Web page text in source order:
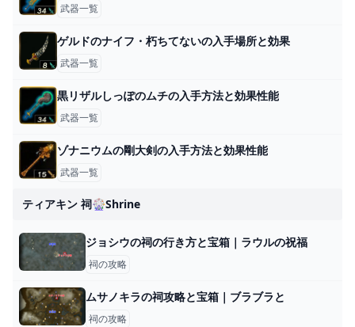
武器一覧
ゲルドのナイフ・朽ちてないの入手場所と効果
武器一覧
黒リザルしっぽのムチの入手方法と効果性能
武器一覧
ゾナニウムの剛大剣の入手方法と効果性能
武器一覧
ティアキン 祠🎡shrine
ジョシウの祠の行き方と宝箱｜ラウルの祝福
祠の攻略
ムサノキラの祠攻略と宝箱｜ブラブラと
祠の攻略